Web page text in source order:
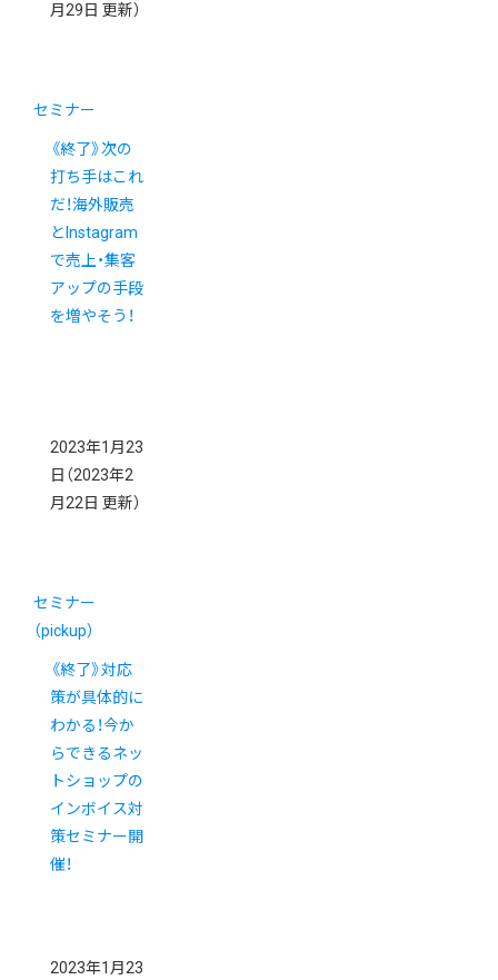
月29日 更新）
セミナー
《終了》次の
打ち手はこれ
だ！海外販売
とInstagram
で売上・集客
アップの手段
を増やそう！
2023年1月23
日 （2023年2
月22日 更新）
セミナー
（pickup）
《終了》対応
策が具体的に
わかる！今か
らできるネッ
トショップの
インボイス対
策セミナー開
催！
2023年1月23